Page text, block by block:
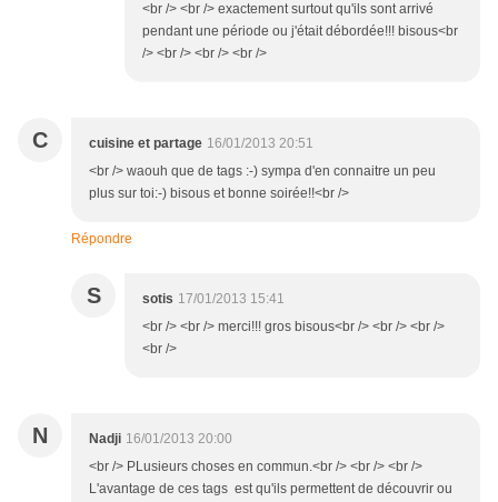
<br /> <br /> exactement surtout qu'ils sont arrivé
pendant une période ou j'était débordée!!! bisous<br
/> <br /> <br /> <br />
C cuisine et partage 16/01/2013 20:51
<br /> waouh que de tags :-) sympa d'en connaitre un peu
plus sur toi:-) bisous et bonne soirée!!<br />
Répondre
S sotis 17/01/2013 15:41
<br /> <br /> merci!!! gros bisous<br /> <br /> <br />
<br />
N Nadji 16/01/2013 20:00
<br /> PLusieurs choses en commun.<br /> <br /> <br />
L'avantage de ces tags est qu'ils permettent de découvrir ou